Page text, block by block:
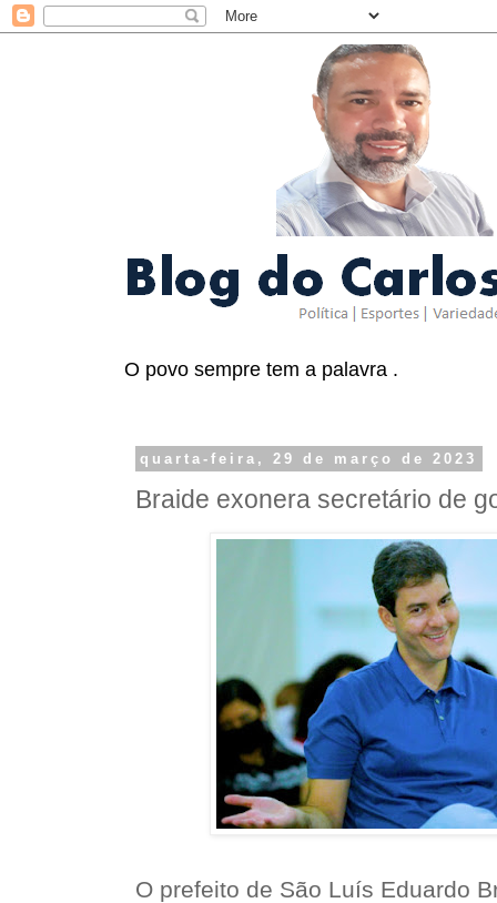
O povo sempre tem a palavra .
quarta-feira, 29 de março de 2023
Braide exonera secretário de
O prefeito de São Luís Eduardo